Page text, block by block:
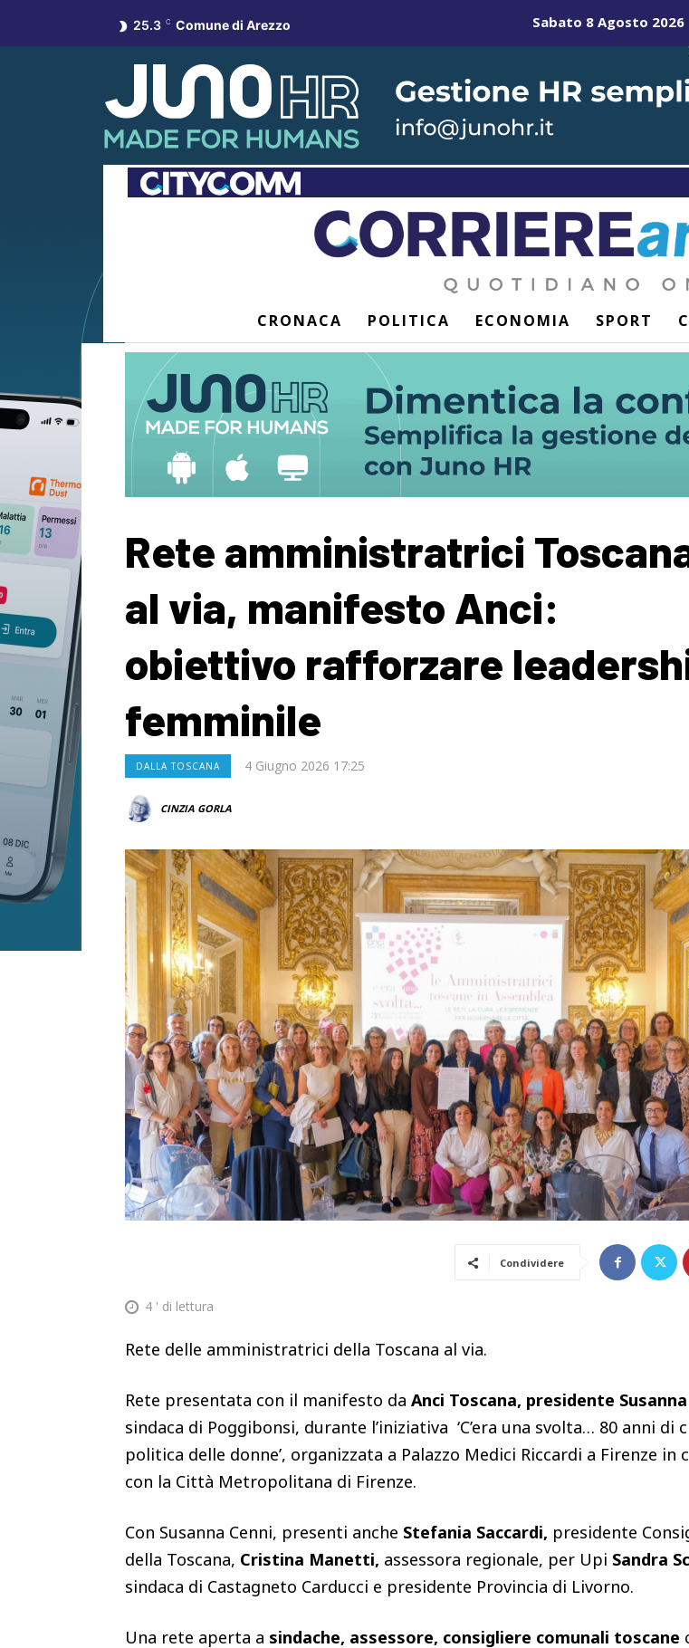
25.3 C Comune di Arezzo Sabato 8 Agosto 2026
CRONACA POLITICA ECONOMIA SPORT
Rete amministratrici
al via, manifesto Anci:
obiettivo rafforzare
femminile
DALLA TOSCANA 4 Giugno 2026 17:25
CINZIA GORLA
Condividere
4 ' di lettura
Rete delle amministratrici della Toscana al via.
Rete presentata con il manifesto da Anci Toscana, presidente
sindaca di Poggibonsi, durante l’iniziativa ‘C’era una svolta… 80 anni di
politica delle donne’, organizzata a Palazzo Medici Riccardi a Firenze in
con la Città Metropolitana di Firenze.
Con Susanna Cenni, presenti anche Stefania Saccardi, presidente
della Toscana, Cristina Manetti, assessora regionale, per Upi Sandra
sindaca di Castagneto Carducci e presidente Provincia di Livorno.
Una rete aperta a sindache, assessore, consigliere comunali toscane